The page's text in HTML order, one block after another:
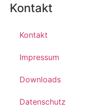
Kontakt
Kontakt
Impressum
Downloads
Datenschutz